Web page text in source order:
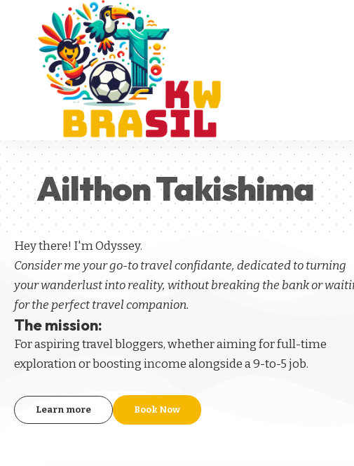
Ailthon Takishima
Hey there! I'm Odyssey.
Consider me your go-to travel confidante, dedicated to turning
your wanderlust into reality, without breaking the bank or
for the perfect travel companion.
The mission:
For aspiringtravel bloggers, whether aiming for full-time
exploration or boosting income alongside a 9-to-5 job.
Learn more Book Now